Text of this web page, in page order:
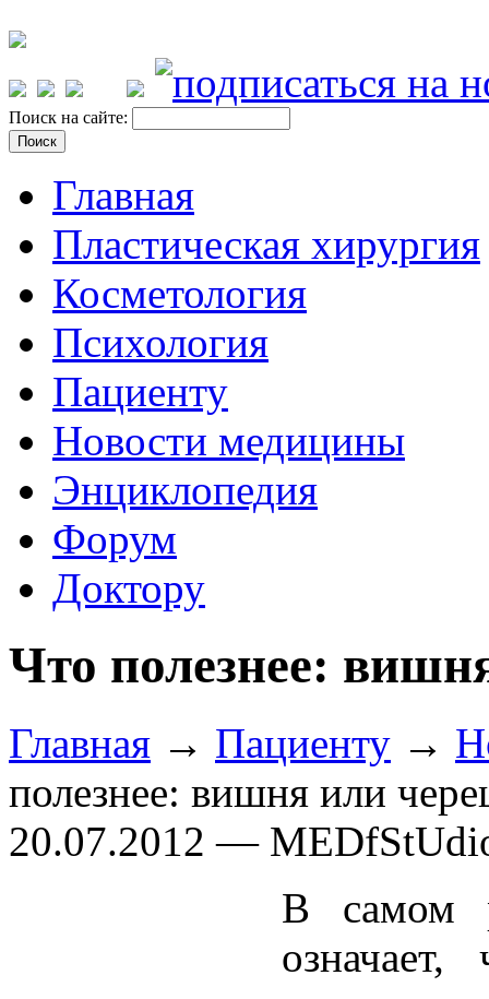
Поиск на сайте:
Главная
Пластическая хирургия
Косметология
Психология
Пациенту
Новости медицины
Энциклопедия
Форум
Доктору
Что полезнее:
Главная → Пациенту →
полезнее: вишня или
20.07.2012 —
В самом